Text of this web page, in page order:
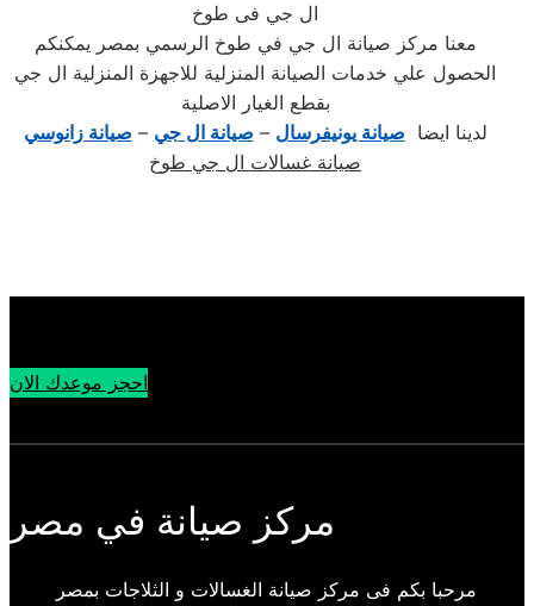
ال جي فى طوخ
معنا مركز صيانة ال جي في طوخ الرسمي بمصر يمكنكم
الحصول علي خدمات الصيانة المنزلية للاجهزة المنزلية ال جي
بقطع الغيار الاصلية
لدينا ايضا صيانة يونيفرسال – صيانة ال جي – صيانة زانوسي
صيانة غسالات ال جي طوخ
احجز موعدك الان
مركز صيانة في مصر
مرحبا بكم فى مركز صيانة الغسالات و الثلاجات بمصر